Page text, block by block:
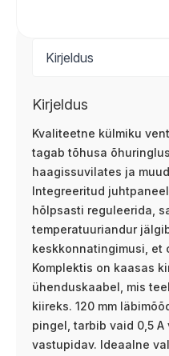
Kirjeldus
Kvaliteetne külmiku
tagab tõhusa
haagissuvilates ja
Integreeritud
hõlpsasti reguleerida,
temperatuuriandur
keskkonnatingimusi, et
Komplektis on kaasas
ühenduskaabel, mis
kiireks. 120 mm
pingel, tarbib vaid 0,5
vastupidav. Ideaalne